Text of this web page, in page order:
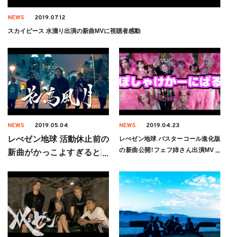
NEWS 2019.07.12
スカイピース 水溜り出演の新曲MVに視聴者感動
NEWS 2019.05.04
レぺゼン地球 活動休止前の
新曲がかっこよすぎると話
NEWS 2019.04.23
レぺゼン地球 バスターコール進化版
の新曲公開!フェフ姉さん出演MVが